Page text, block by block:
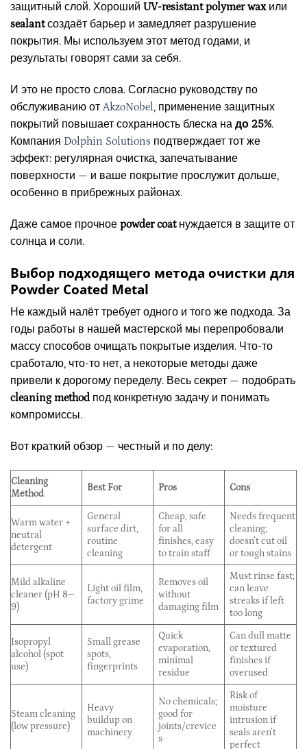
защитный слой. Хороший UV-resistant polymer waxили
sealantсоздаёт барьер и замедляет разрушение
покрытия. Мы используем этот метод годами, и
результаты говорят сами за себя.
И это не просто слова. Согласно руководству по
обслуживанию от AkzoNobel, применение защитных
покрытий повышает сохранность блеска на до 25%.
Компания Dolphin Solutions подтверждает тот же
эффект: регулярная очистка, запечатывание
поверхности — и ваше покрытие прослужит дольше,
особенно в прибрежных районах.
Даже самое прочное powder coatнуждается в защите от
солнца и соли.
Выбор подходящего метода очистки для
Powder Coated Metal
Не каждый налёт требует одного и того же подхода. За
годы работы в нашей мастерской мы перепробовали
массу способов очищать покрытые изделия. Что-то
сработало, что-то нет, а некоторые методы даже
привели к дорогому переделу. Весь секрет — подобрать
cleaning methodпод конкретную задачу и понимать
компромиссы.
Вот краткий обзор — честный и по делу:
Cleaning
Method
Best For Pros Cons
Warm water +
neutral
detergent
General
surface dirt,
routine
cleaning
Cheap, safe
for all
finishes, easy
to train staff
Needs frequent
cleaning;
doesn’t cut oil
or tough stains
Mild alkaline
cleaner (pH 8–
9)
Light oil film,
factory grime
Removes oil
without
damaging film
Must rinse fast;
can leave
streaks if left
too long
Isopropyl
alcohol (spot
use)
Small grease
spots,
fingerprints
Quick
evaporation,
minimal
residue
Can dull matte
or textured
finishes if
overused
Steam cleaning
(low pressure)
Heavy
buildup on
machinery
No chemicals;
good for
joints/crevice
s
Risk of
moisture
intrusion if
seals aren’t
perfect